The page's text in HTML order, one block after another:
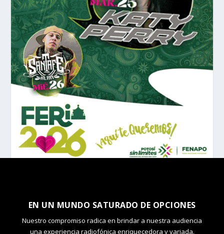
EN UN MUNDO SATURADO DE OPCIONES
Nuestro compromiso radica en brindar a nuestra audiencia
una experiencia radiofónica enriquecedora y variada.